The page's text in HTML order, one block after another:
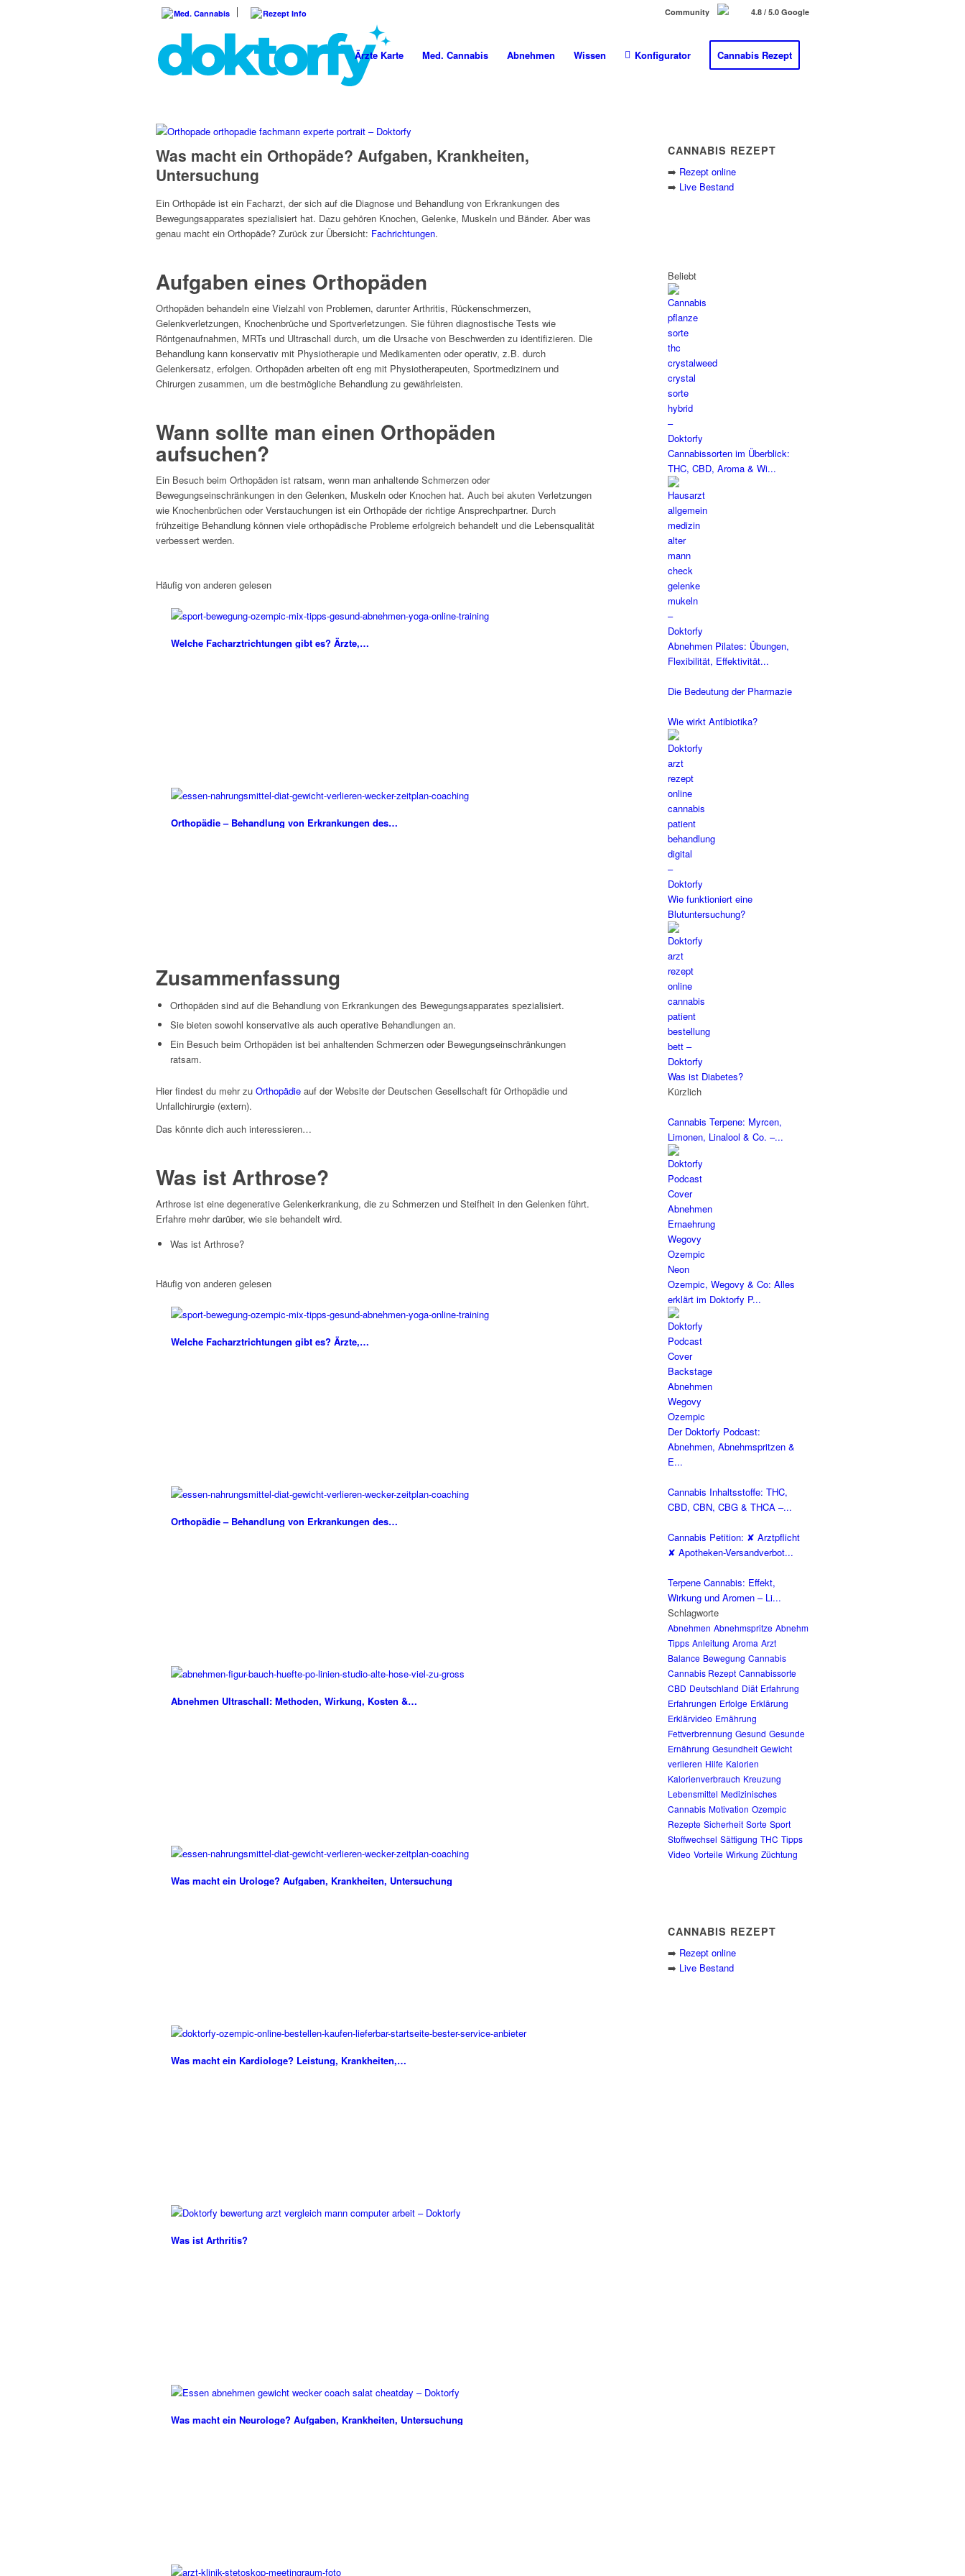
Med. Cannabis Rezept Info Community 4.8 / 5.0 Google
Ärzte Karte Med. Cannabis Abnehmen Wissen Konfigurator Cannabis Rezept
Was macht ein Orthopäde? Aufgaben, Krankheiten,
Untersuchung
Ein Orthopäde ist ein Facharzt, der sich auf die Diagnose und Behandlung von Erkrankungen des
Bewegungsapparates spezialisiert hat. Dazu gehören Knochen, Gelenke, Muskeln und Bänder. Aber was
genau macht ein Orthopäde? Zurück zur Übersicht: Fachrichtungen.
Aufgaben eines Orthopäden
Orthopäden behandeln eine Vielzahl von Problemen, darunter Arthritis, Rückenschmerzen,
Gelenkverletzungen, Knochenbrüche und Sportverletzungen. Sie führen diagnostische Tests wie
Röntgenaufnahmen, MRTs und Ultraschall durch, um die Ursache von Beschwerden zu identifizieren. Die
Behandlung kann konservativ mit Physiotherapie und Medikamenten oder operativ, z.B. durch
Gelenkersatz, erfolgen. Orthopäden arbeiten oft eng mit Physiotherapeuten, Sportmedizinern und
Chirurgen zusammen, um die bestmögliche Behandlung zu gewährleisten.
Wann sollte man einen Orthopäden
aufsuchen?
Ein Besuch beim Orthopäden ist ratsam, wenn man anhaltende Schmerzen oder
Bewegungseinschränkungen in den Gelenken, Muskeln oder Knochen hat. Auch bei akuten Verletzungen
wie Knochenbrüchen oder Verstauchungen ist ein Orthopäde der richtige Ansprechpartner. Durch
frühzeitige Behandlung können viele orthopädische Probleme erfolgreich behandelt und die Lebensqualität
verbessert werden.
Häufig von anderen gelesen
Welche Facharztrichtungen gibt es? Ärzte,…
Orthopädie – Behandlung von Erkrankungen des…
Zusammenfassung
Orthopäden sind auf die Behandlung von Erkrankungen des Bewegungsapparates spezialisiert.
Sie bieten sowohl konservative als auch operative Behandlungen an.
Ein Besuch beim Orthopäden ist bei anhaltenden Schmerzen oder Bewegungseinschränkungen
ratsam.
Hier findest du mehr zu Orthopädie auf der Website der Deutschen Gesellschaft für Orthopädie und
Unfallchirurgie (extern).
Das könnte dich auch interessieren…
Was ist Arthrose?
Arthrose ist eine degenerative Gelenkerkrankung, die zu Schmerzen und Steifheit in den Gelenken führt.
Erfahre mehr darüber, wie sie behandelt wird.
Was ist Arthrose?
Häufig von anderen gelesen
Welche Facharztrichtungen gibt es? Ärzte,…
Orthopädie – Behandlung von Erkrankungen des…
Abnehmen Ultraschall: Methoden, Wirkung, Kosten &…
Was macht ein Urologe? Aufgaben, Krankheiten, Untersuchung
Was macht ein Kardiologe? Leistung, Krankheiten,…
Was ist Arthritis?
Was macht ein Neurologe? Aufgaben, Krankheiten, Untersuchung
CANNABIS REZEPT
➡️ Rezept online
➡️ Live Bestand
Beliebt
Cannabissorten im Überblick:
THC, CBD, Aroma & Wi...
Abnehmen Pilates: Übungen,
Flexibilität, Effektivität...
Die Bedeutung der Pharmazie
Wie wirkt Antibiotika?
Wie funktioniert eine
Blutuntersuchung?
Was ist Diabetes?
Kürzlich
Cannabis Terpene: Myrcen,
Limonen, Linalool & Co. –...
Ozempic, Wegovy & Co: Alles
erklärt im Doktorfy P...
Der Doktorfy Podcast:
Abnehmen, Abnehmspritzen &
E...
Cannabis Inhaltsstoffe: THC,
CBD, CBN, CBG & THCA –...
Cannabis Petition: ✘ Arztpflicht
✘ Apotheken-Versandverbot...
Terpene Cannabis: Effekt,
Wirkung und Aromen – Li...
Schlagworte
Abnehmen Abnehmspritze Abnehm
Tipps Anleitung Aroma Arzt
Balance Bewegung Cannabis
Cannabis Rezept Cannabissorte
CBD Deutschland Diät Erfahrung
Erfahrungen Erfolge Erklärung
Erklärvideo Ernährung
Fettverbrennung Gesund Gesunde
Ernährung Gesundheit Gewicht
verlieren Hilfe Kalorien
Kalorienverbrauch Kreuzung
Lebensmittel Medizinisches
Cannabis Motivation Ozempic
Rezepte Sicherheit Sorte Sport
Stoffwechsel Sättigung THC Tipps
Video Vorteile Wirkung Züchtung
CANNABIS REZEPT
➡️ Rezept online
➡️ Live Bestand